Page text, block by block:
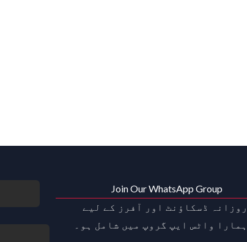
Join Our WhatsApp Group
روزانہ ڈسکاؤنٹ اور آفرز کے لیے
ہمارا واٹس ایپ گروپ میں شامل ہو۔